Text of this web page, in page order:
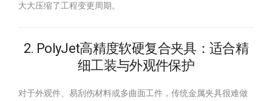
大大压缩了工程变更周期。
2. PolyJet高精度软硬复合夹具：适合精
细工装与外观件保护
对于外观件、易刮伤材料或多曲面工件，传统金属夹具很难做